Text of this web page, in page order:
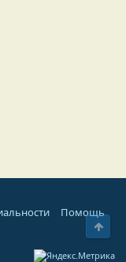
Помощь